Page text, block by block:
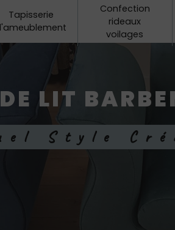
Tapisserie
Confection
rideaux
voilages
LIT
Style